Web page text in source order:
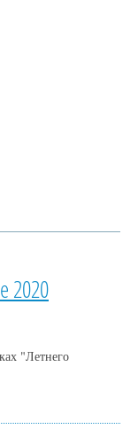
2020
"Летнего